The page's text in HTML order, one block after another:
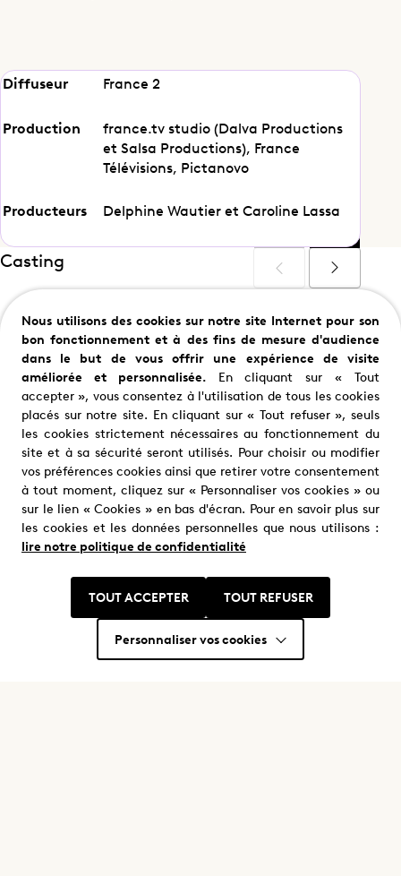
Maman a tort – ép. 4
Partager cet épisode
Diffuseur France 2
Production
france.tv studio (Dalva Productions
et Salsa Productions), France
Télévisions, Pictanovo
Producteurs Delphine Wautier et Caroline Lassa
Casting
Anne Charier
Marianne
Pascal Elbé
Papy
Nous trouver
Où nous trouver ?
Nous utilisons des cookies sur notre site Internet pour son
bon fonctionnement et à des fins de mesure d'audience
dans le but de vous offrir une expérience de visite
améliorée et personnalisée.En cliquant sur « Tout
accepter », vous consentez à l'utilisation de tous les cookies
placés sur notre site. En cliquant sur « Tout refuser », seuls
les cookies strictement nécessaires au fonctionnement du
site et à sa sécurité seront utilisés. Pour choisir ou modifier
vos préférences cookies ainsi que retirer votre consentement
à tout moment, cliquez sur « Personnaliser vos cookies » ou
sur le lien « Cookies » en bas d'écran. Pour en savoir plus sur
les cookies et les données personnelles que nous utilisons :
lire notre politique de confidentialité
TOUT ACCEPTER TOUT REFUSER
Personnaliser vos cookies